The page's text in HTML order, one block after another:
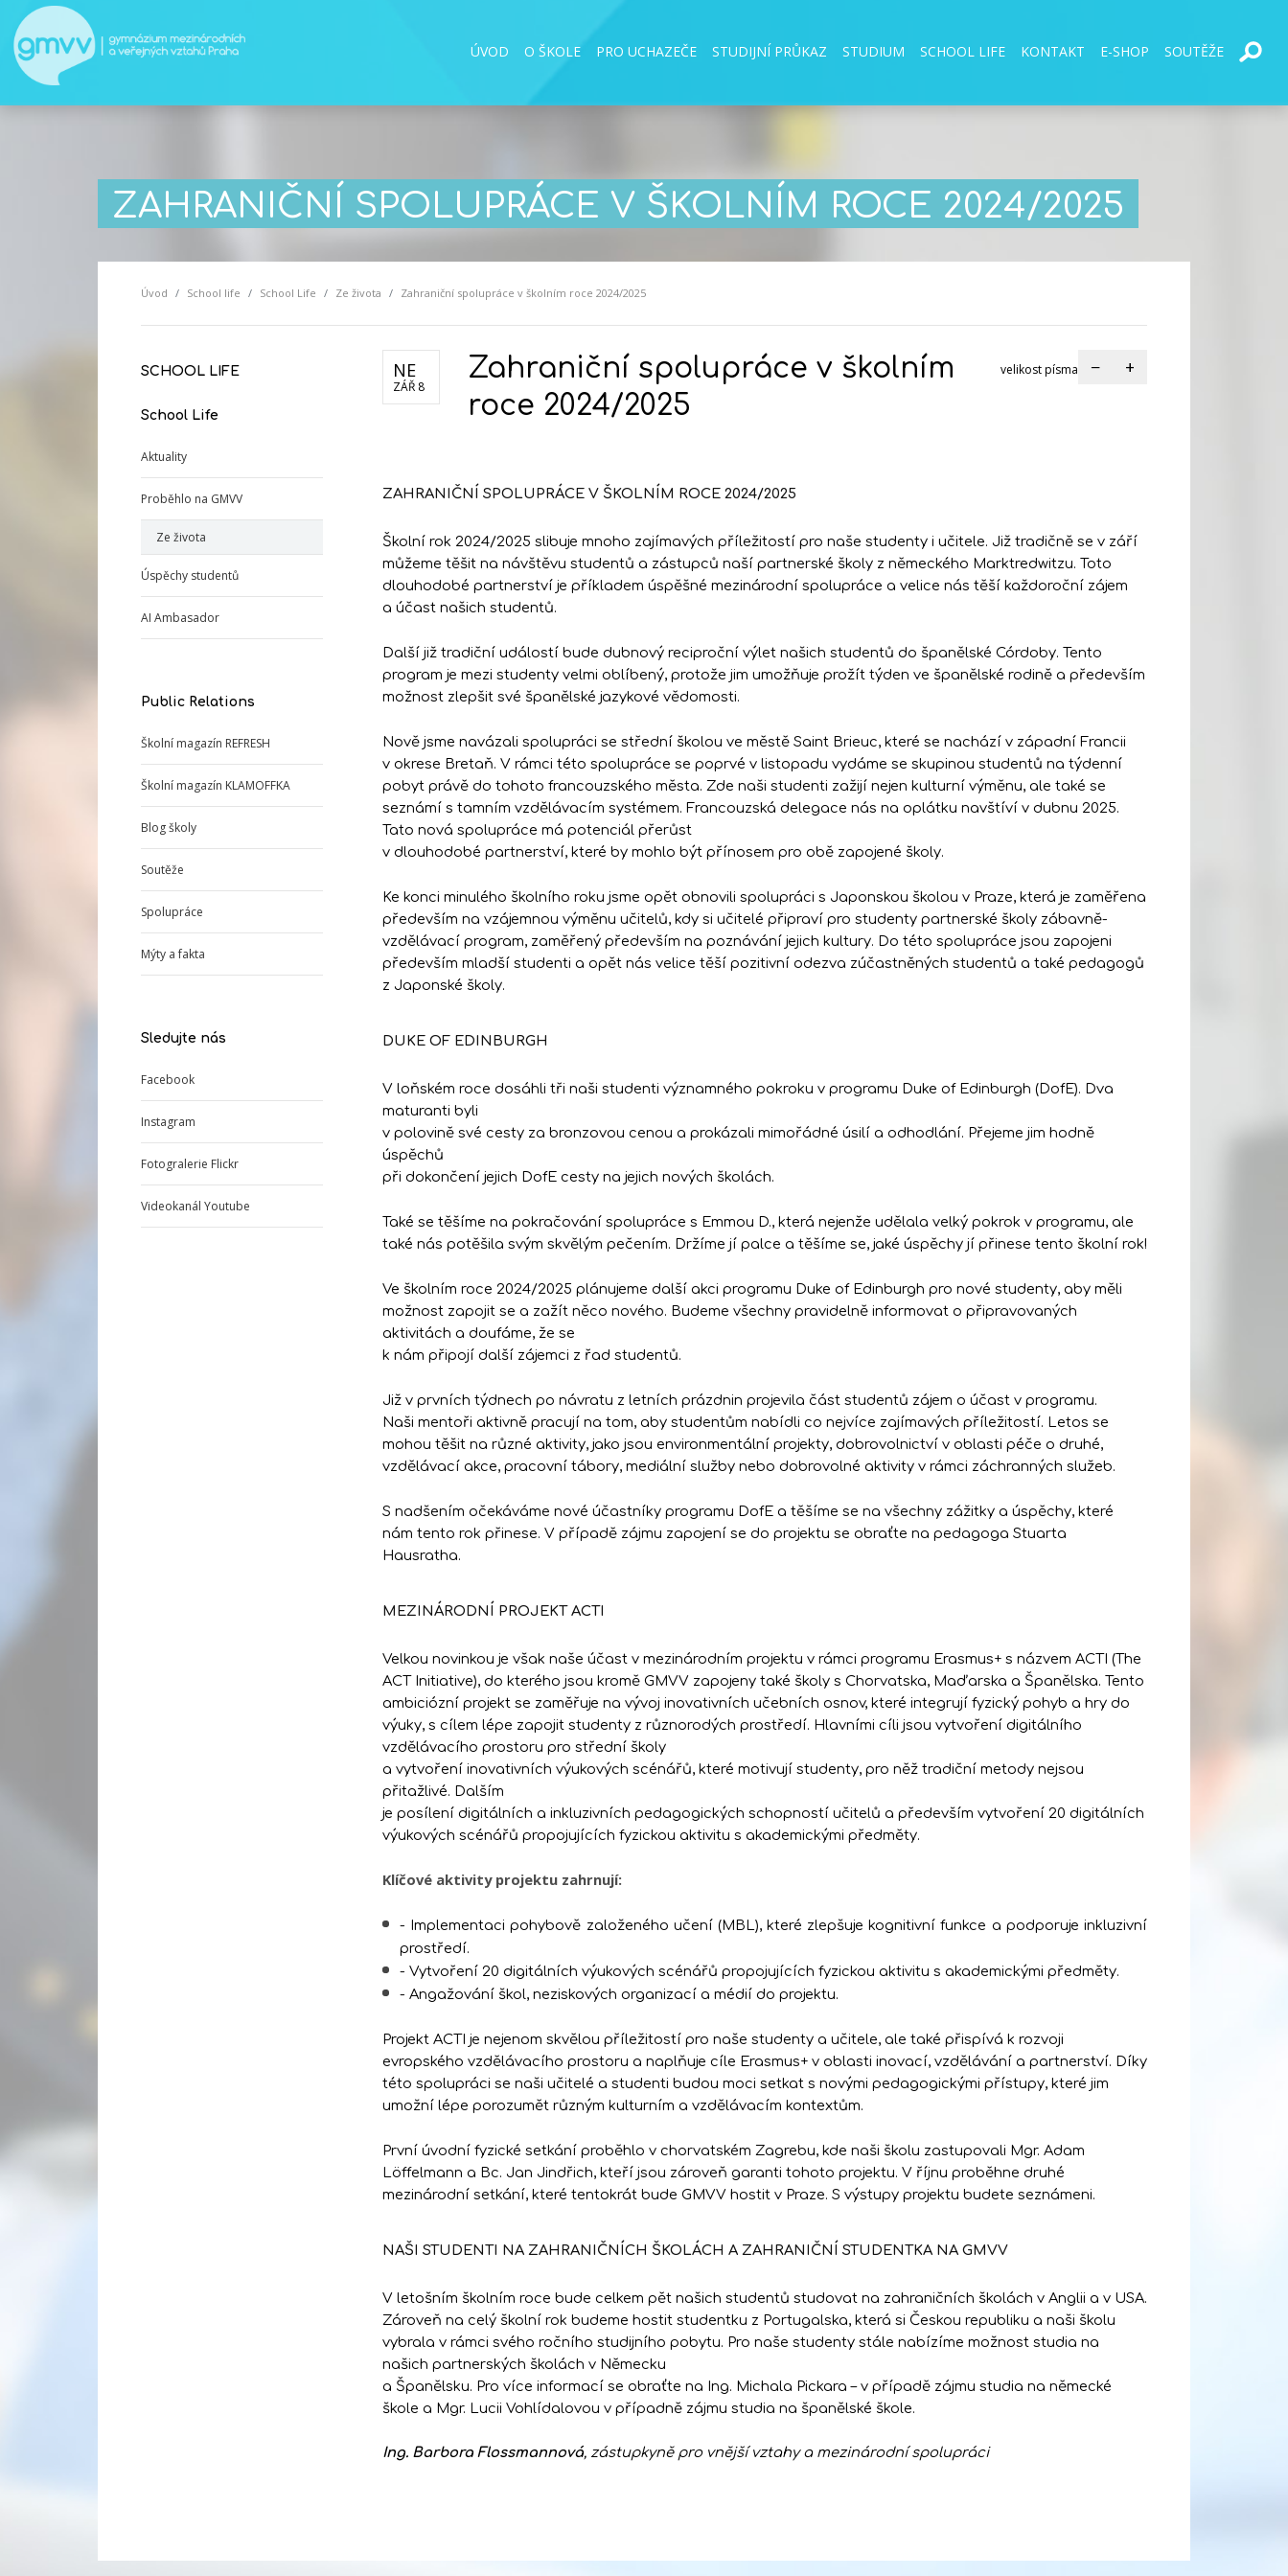
ÚVOD O ŠKOLE PRO UCHAZEČE STUDIJNÍ PRŮKAZ STUDIUM SCHOOL LIFE KONTAKT E-SHOP SOUTĚŽE
ZAHRANIČNÍ SPOLUPRÁCE V ŠKOLNÍM ROCE 2024/2025
Úvod School life School Life Ze života Zahraniční spolupráce v školním roce 2024/2025
SCHOOL LIFE
School Life
Aktuality
Proběhlo na GMVV
Ze života
Úspěchy studentů
AI Ambasador
Public Relations
Školní magazín REFRESH
Školní magazín KLAMOFFKA
Blog školy
Soutěže
Spolupráce
Mýty a fakta
Sledujte nás
Facebook
Instagram
Fotogralerie Flickr
Videokanál Youtube
NE
ZÁŘ 8
Zahraniční spolupráce v školním
roce 2024/2025
velikost písma − +
ZAHRANIČNÍ SPOLUPRÁCE V ŠKOLNÍM ROCE 2024/2025
Školní rok 2024/2025 slibuje mnoho zajímavých příležitostí pro naše studenty i učitele. Již tradičně se v září
můžeme těšit na návštěvu studentů a zástupců naší partnerské školy z německého Marktredwitzu. Toto
dlouhodobé partnerství je příkladem úspěšné mezinárodní spolupráce a velice nás těší každoroční zájem
a účast našich studentů.
Další již tradiční událostí bude dubnový reciproční výlet našich studentů do španělské Córdoby. Tento
program je mezi studenty velmi oblíbený, protože jim umožňuje prožít týden ve španělské rodině a především
možnost zlepšit své španělské jazykové vědomosti.
Nově jsme navázali spolupráci se střední školou ve městě Saint Brieuc, které se nachází v západní Francii
v okrese Bretaň. V rámci této spolupráce se poprvé v listopadu vydáme se skupinou studentů na týdenní
pobyt právě do tohoto francouzského města. Zde naši studenti zažijí nejen kulturní výměnu, ale také se
seznámí s tamním vzdělávacím systémem. Francouzská delegace nás na oplátku navštíví v dubnu 2025.
Tato nová spolupráce má potenciál přerůst
v dlouhodobé partnerství, které by mohlo být přínosem pro obě zapojené školy.
Ke konci minulého školního roku jsme opět obnovili spolupráci s Japonskou školou v Praze, která je zaměřena
především na vzájemnou výměnu učitelů, kdy si učitelé připraví pro studenty partnerské školy zábavně-
vzdělávací program, zaměřený především na poznávání jejich kultury. Do této spolupráce jsou zapojeni
především mladší studenti a opět nás velice těší pozitivní odezva zúčastněných studentů a také pedagogů
z Japonské školy.
DUKE OF EDINBURGH
V loňském roce dosáhli tři naši studenti významného pokroku v programu Duke of Edinburgh (DofE). Dva
maturanti byli
v polovině své cesty za bronzovou cenou a prokázali mimořádné úsilí a odhodlání. Přejeme jim hodně
úspěchů
při dokončení jejich DofE cesty na jejich nových školách.
Také se těšíme na pokračování spolupráce s Emmou D., která nejenže udělala velký pokrok v programu, ale
také nás potěšila svým skvělým pečením. Držíme jí palce a těšíme se, jaké úspěchy jí přinese tento školní rok!
Ve školním roce 2024/2025 plánujeme další akci programu Duke of Edinburgh pro nové studenty, aby měli
možnost zapojit se a zažít něco nového. Budeme všechny pravidelně informovat o připravovaných
aktivitách a doufáme, že se
k nám připojí další zájemci z řad studentů.
Již v prvních týdnech po návratu z letních prázdnin projevila část studentů zájem o účast v programu.
Naši mentoři aktivně pracují na tom, aby studentům nabídli co nejvíce zajímavých příležitostí. Letos se
mohou těšit na různé aktivity, jako jsou environmentální projekty, dobrovolnictví v oblasti péče o druhé,
vzdělávací akce, pracovní tábory, mediální služby nebo dobrovolné aktivity v rámci záchranných služeb.
S nadšením očekáváme nové účastníky programu DofE a těšíme se na všechny zážitky a úspěchy, které
nám tento rok přinese. V případě zájmu zapojení se do projektu se obraťte na pedagoga Stuarta
Hausratha.
MEZINÁRODNÍ PROJEKT ACTI
Velkou novinkou je však naše účast v mezinárodním projektu v rámci programu Erasmus+ s názvem ACTI (The
ACT Initiative), do kterého jsou kromě GMVV zapojeny také školy s Chorvatska, Maďarska a Španělska. Tento
ambiciózní projekt se zaměřuje na vývoj inovativních učebních osnov, které integrují fyzický pohyb a hry do
výuky, s cílem lépe zapojit studenty z různorodých prostředí. Hlavními cíli jsou vytvoření digitálního
vzdělávacího prostoru pro střední školy
a vytvoření inovativních výukových scénářů, které motivují studenty, pro něž tradiční metody nejsou
přitažlivé. Dalším
je posílení digitálních a inkluzivních pedagogických schopností učitelů a především vytvoření 20 digitálních
výukových scénářů propojujících fyzickou aktivitu s akademickými předměty.
Klíčové aktivity projektu zahrnují:
- Implementaci pohybově založeného učení (MBL), které zlepšuje kognitivní funkce a podporuje inkluzivní
prostředí.
- Vytvoření 20 digitálních výukových scénářů propojujících fyzickou aktivitu s akademickými předměty.
- Angažování škol, neziskových organizací a médií do projektu.
Projekt ACTI je nejenom skvělou příležitostí pro naše studenty a učitele, ale také přispívá k rozvoji
evropského vzdělávacího prostoru a naplňuje cíle Erasmus+ v oblasti inovací, vzdělávání a partnerství. Díky
této spolupráci se naši učitelé a studenti budou moci setkat s novými pedagogickými přístupy, které jim
umožní lépe porozumět různým kulturním a vzdělávacím kontextům.
První úvodní fyzické setkání proběhlo v chorvatském Zagrebu, kde naši školu zastupovali Mgr. Adam
Löffelmann a Bc. Jan Jindřich, kteří jsou zároveň garanti tohoto projektu. V říjnu proběhne druhé
mezinárodní setkání, které tentokrát bude GMVV hostit v Praze. S výstupy projektu budete seznámeni.
NAŠI STUDENTI NA ZAHRANIČNÍCH ŠKOLÁCH A ZAHRANIČNÍ STUDENTKA NA GMVV
V letošním školním roce bude celkem pět našich studentů studovat na zahraničních školách v Anglii a v USA.
Zároveň na celý školní rok budeme hostit studentku z Portugalska, která si Českou republiku a naši školu
vybrala v rámci svého ročního studijního pobytu. Pro naše studenty stále nabízíme možnost studia na
našich partnerských školách v Německu
a Španělsku. Pro více informací se obraťte na Ing. Michala Pickara – v případě zájmu studia na německé
škole a Mgr. Lucii Vohlídalovou v případně zájmu studia na španělské škole.
Ing. Barbora Flossmannová, zástupkyně pro vnější vztahy a mezinárodní spolupráci